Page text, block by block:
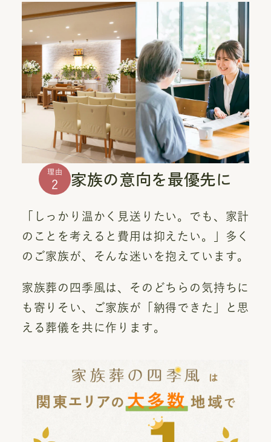
理由
2 家族の意向を最優先に
「しっかり温かく見送りたい。でも、家計
のことを考えると費用は抑えたい。」多く
のご家族が、そんな迷いを抱えています。
家族葬の四季風は、そのどちらの気持ちに
も寄りそい、ご家族が「納得できた」と思
える葬儀を共に作ります。